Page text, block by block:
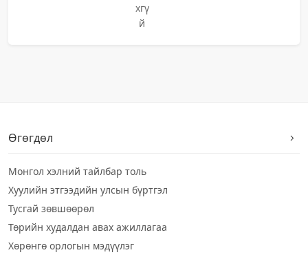
хгү
й
Өгөгдөл
Монгол хэлний тайлбар толь
Хуулийн этгээдийн улсын бүртгэл
Тусгай зөвшөөрөл
Төрийн худалдан авах ажиллагаа
Хөрөнгө орлогын мэдүүлэг